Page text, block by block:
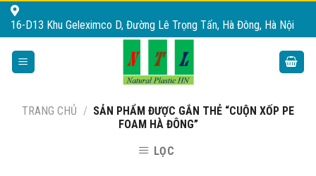
Skip
16-D13 Khu Geleximco D, Đường Lê Trọng Tấn, Hà Đông, Hà Nội
TRANG CHỦ / SẢN PHẨM ĐƯỢC GẮN THẺ “CUỘN XỐP PE
FOAM HÀ ĐÔNG”
LỌC